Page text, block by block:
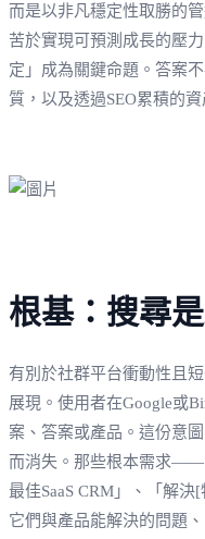
而是以非凡穩定性取勝的
苦於實現可預測成長的壓
定」成為關鍵命題。答案
質，以及透過SEO累積的資
根基：搜尋
有別於社群平台衝動性且
展現。使用者在Google或
案、答案或產品。這份意
而消失。那些根本需求——
最佳SaaS CRM」、「解
它們與產品能解決的問題